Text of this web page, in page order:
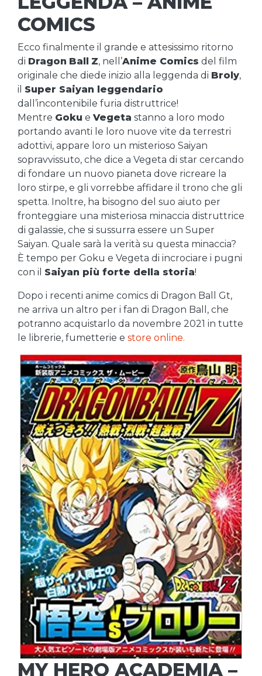
COMICS
Ecco finalmente il grande e attesissimo ritorno
di Dragon Ball Z, nell’Anime Comics del film
originale che diede inizio alla leggenda di Broly,
il Super Saiyan leggendario
dall’incontenibile furia distruttrice!
Mentre Goku e Vegeta stanno a loro modo
portando avanti le loro nuove vite da terrestri
adottivi, appare loro un misterioso Saiyan
sopravvissuto, che dice a Vegeta di star cercando
di fondare un nuovo pianeta dove ricreare la
loro stirpe, e gli vorrebbe affidare il trono che gli
spetta. Inoltre, ha bisogno del suo aiuto per
fronteggiare una misteriosa minaccia distruttrice
di galassie, che si sussurra essere un Super
Saiyan. Quale sarà la verità su questa minaccia?
È tempo per Goku e Vegeta di incrociare i pugni
con il Saiyan più forte della storia!
Dopo i recenti anime comics di Dragon Ball Gt,
ne arriva un altro per i fan di Dragon Ball, che
potranno acquistarlo da novembre 2021 in tutte
le librerie, fumetterie e store online.
MY HERO ACADEMIA –